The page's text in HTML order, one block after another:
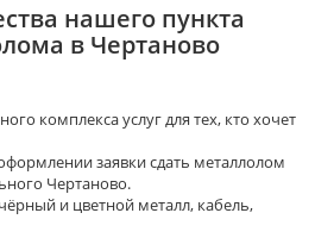
нашего пункта
в Чертаново
комплекса услуг для тех, кто хочет
заявки сдать металлолом
Чертаново.
и цветной металл, кабель,